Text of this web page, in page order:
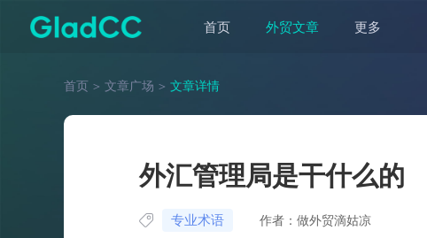
首页 外贸文章 更多
首页 ＞ 文章广场 ＞ 文章详情
外汇管理局是干什么的
专业术语 作者：做外贸滴姑凉